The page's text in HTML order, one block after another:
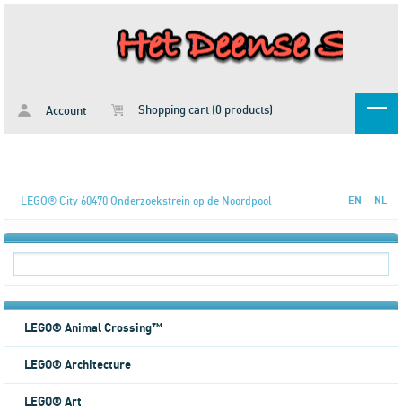
Account Shopping cart (0 products)
LEGO® City 60470 Onderzoekstrein op de Noordpool EN NL
LEGO® Animal Crossing™
LEGO® Architecture
LEGO® Art